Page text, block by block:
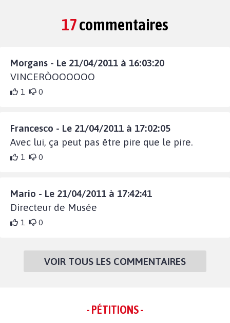
17commentaires
Morgans - Le 21/04/2011 à 16:03:20
VINCERÒOOOOOO
1 0
Francesco - Le 21/04/2011 à 17:02:05
Avec lui, ça peut pas être pire que le pire.
1 0
Mario - Le 21/04/2011 à 17:42:41
Directeur de Musée
1 0
VOIR TOUS LES COMMENTAIRES
- PÉTITIONS -